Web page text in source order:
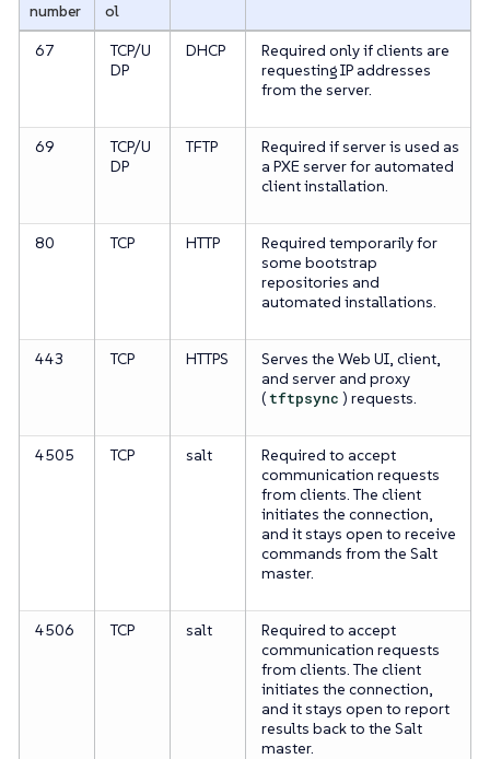
number
ol
67
TCP/U
DP
DHCP
Required only if clients are
requesting IP addresses
from the server.
69
TCP/U
DP
TFTP
Required if server is used as
a PXE server for automated
client installation.
80 TCP HTTP
Required temporarily for
some bootstrap
repositories and
automated installations.
443 TCP HTTPS
Serves the Web UI, client,
and server and proxy
(tftpsync ) requests.
4505 TCP salt
Required to accept
communication requests
from clients. The client
initiates the connection,
and it stays open to receive
commands from the Salt
master.
4506 TCP salt
Required to accept
communication requests
from clients. The client
initiates the connection,
and it stays open to report
results back to the Salt
master.